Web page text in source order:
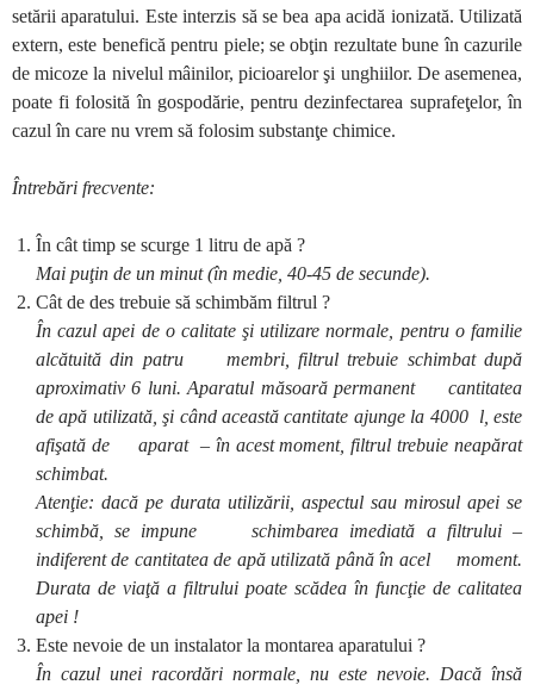
setării aparatului. Este interzis să se bea apa acidă ionizată. Utilizată
extern, este benefică pentru piele; se obţin rezultate bune în cazurile
de micoze la nivelul mâinilor, picioarelor şi unghiilor. De asemenea,
poate fi folosită în gospodărie, pentru dezinfectarea suprafeţelor, în
cazul în care nu vrem să folosim substanţe chimice.
Întrebări frecvente:
În cât timp se scurge 1 litru de apă ?
Mai puţin de un minut (în medie, 40-45 de secunde).
Cât de des trebuie să schimbăm filtrul ?
În cazul apei de o calitate şi utilizare normale, pentru o familie
alcătuită din patru membri, filtrul trebuie schimbat după
aproximativ 6 luni. Aparatul măsoară permanent cantitatea
de apă utilizată, şi când această cantitate ajunge la 4000 l, este
afişată de aparat – în acest moment, filtrul trebuie neapărat
schimbat.
Atenţie: dacă pe durata utilizării, aspectul sau mirosul apei se
schimbă, se impune schimbarea imediată a filtrului –
indiferent de cantitatea de apă utilizată până în acel moment.
Durata de viaţă a filtrului poate scădea în funcţie de calitatea
apei !
Este nevoie de un instalator la montarea aparatului ?
În cazul unei racordări normale, nu este nevoie. Dacă însă